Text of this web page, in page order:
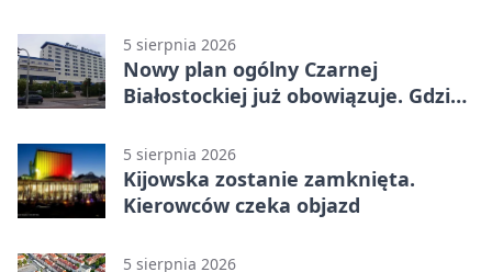
5 sierpnia 2026
Nowy plan ogólny Czarnej
Białostockiej już obowiązuje. Gdzie
5 sierpnia 2026
Kijowska zostanie zamknięta.
Kierowców czeka objazd
5 sierpnia 2026